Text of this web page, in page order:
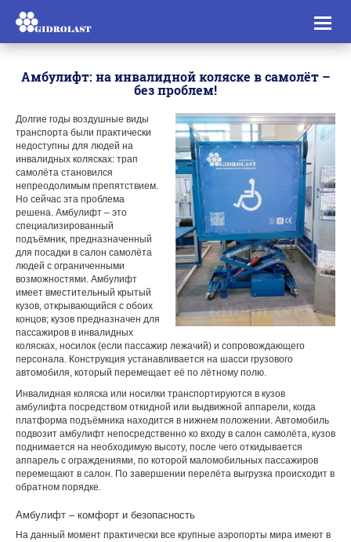
Toggle
Амбулифт: на инвалидной коляске в самолёт –
без проблем!
Долгие годы воздушные виды
транспорта были практически
недоступны для людей на
инвалидных колясках: трап
самолёта становился
непреодолимым препятствием.
Но сейчас эта проблема
решена. Амбулифт – это
специализированный
подъёмник, предназначенный
для посадки в салон самолёта
людей с ограниченными
возможностями. Амбулифт
имеет вместительный крытый
кузов, открывающийся с обоих
концов; кузов предназначен для
пассажиров в инвалидных
колясках, носилок (если пассажир лежачий) и сопровождающего
персонала. Конструкция устанавливается на шасси грузового
автомобиля, который перемещает её по лётному полю.
Инвалидная коляска или носилки транспортируются в кузов
амбулифта посредством откидной или выдвижной аппарели, когда
платформа подъёмника находится в нижнем положении. Автомобиль
подвозит амбулифт непосредственно ко входу в салон самолёта, кузов
поднимается на необходимую высоту, после чего откидывается
аппарель с ограждениями, по которой маломобильных пассажиров
перемещают в салон. По завершении перелёта выгрузка происходит в
обратном порядке.
Амбулифт – комфорт и безопасность
На данный момент практически все крупные аэропорты мира имеют в